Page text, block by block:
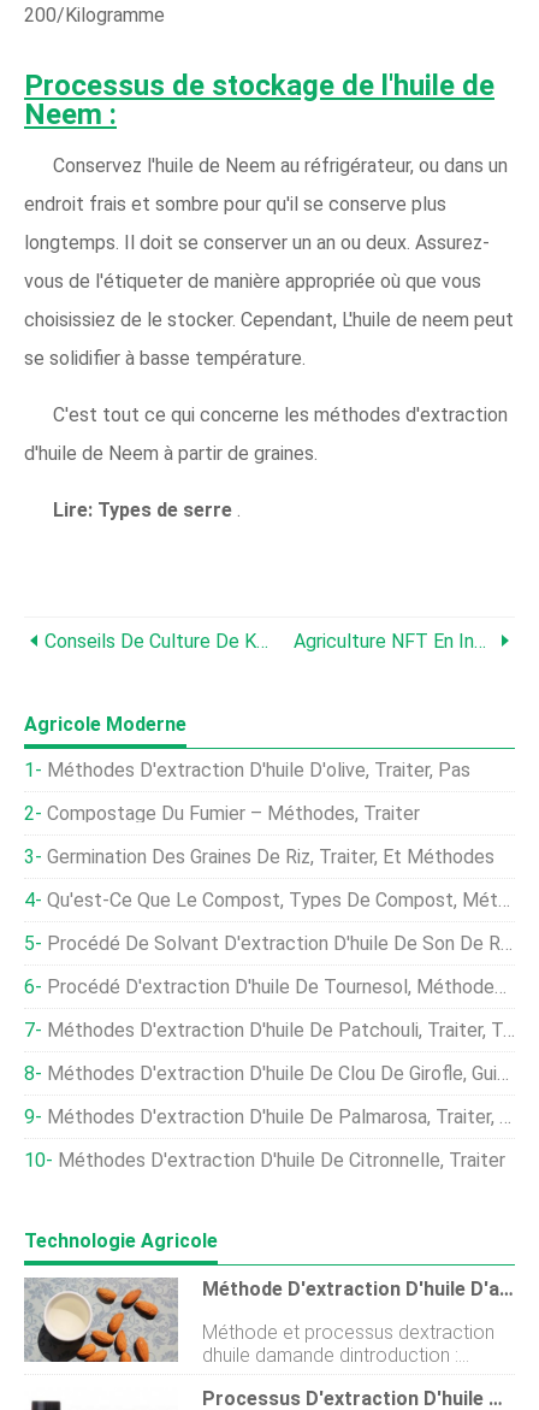
200/Kilogramme
Processus de stockage de l'huile de
Neem :
Conservez l'huile de Neem au réfrigérateur, ou dans un
endroit frais et sombre pour qu'il se conserve plus
longtemps. Il doit se conserver un an ou deux. Assurez-
vous de l'étiqueter de manière appropriée où que vous
choisissiez de le stocker. Cependant, L'huile de neem peut
se solidifier à basse température.
C'est tout ce qui concerne les méthodes d'extraction
d'huile de Neem à partir de graines.
Lire: Types de serre .
Conseils De Culture De Kaju, Méthodes De Culture En Inde Agriculture NFT En Inde ; Avantages NFT ; Désavantages
Agricole Moderne
Méthodes D'extraction D'huile D'olive, Traiter, Pas
Compostage Du Fumier – Méthodes, Traiter
Germination Des Graines De Riz, Traiter, Et Méthodes
Qu'est-Ce Que Le Compost, Types De Compost, Méthodes De Compostage
Procédé De Solvant D'extraction D'huile De Son De Riz, Organigramme
Procédé D'extraction D'huile De Tournesol, Méthodes - Un Guide Complet
Méthodes D'extraction D'huile De Patchouli, Traiter, Technique
Méthodes D'extraction D'huile De Clou De Girofle, Guide De Processus
Méthodes D'extraction D'huile De Palmarosa, Traiter, Pas
Méthodes D'extraction D'huile De Citronnelle, Traiter
Technologie Agricole
Méthode D'extraction D'huile D'amande, Traiter, Coût De La Machine
Méthode et processus dextraction
dhuile damande dintroduction :
Aujourdhui, discutons de la méthode
dextraction de lhuile damande,
Processus D'extraction D'huile De Tulsi, Avantages, Les Usages